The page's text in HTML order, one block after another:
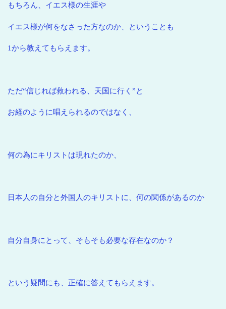
もちろん、イエス様の生涯や
イエス様が何をなさった方なのか、ということも
1から教えてもらえます。
ただ“信じれば救われる、天国に行く”と
お経のように唱えられるのではなく、
何の為にキリストは現れたのか、
日本人の自分と外国人のキリストに、何の関係があるのか
自分自身にとって、そもそも必要な存在なのか？
という疑問にも、正確に答えてもらえます。